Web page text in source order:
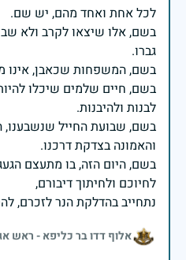
בשם, אלו שיצאו לקרב ולא
בשם, חיים שלמים שיכלו
בשם, שבועת החייל שנשבענו,
בשם, היום הזה, בו מתעצם
נתחייב בהדלקת הנר לזכרם,
אלוף דדו בר כליפא - ראש